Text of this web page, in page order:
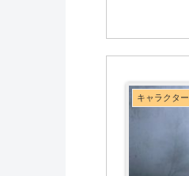
キャラクター